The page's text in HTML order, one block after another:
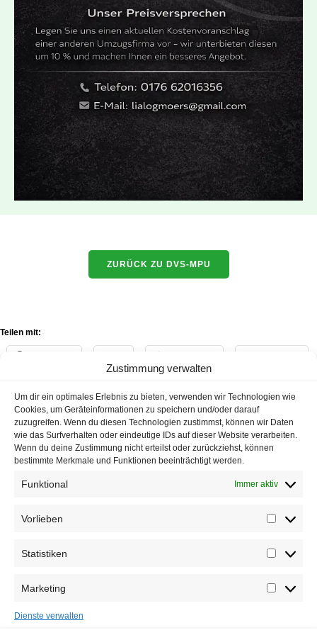
Zustimmung verwalten
Um dir ein optimales Erlebnis zu bieten, verwenden wir Technologien wie
Cookies, um Geräteinformationen zu speichern und/oder darauf
zuzugreifen. Wenn du diesen Technologien zustimmst, können wir Daten
wie das Surfverhalten oder eindeutige IDs auf dieser Website verarbeiten.
Wenn du deine Zustimmung nicht erteilst oder zurückziehst, können
bestimmte Merkmale und Funktionen beeinträchtigt werden.
Funktional Immer aktiv
Vorlieben
Statistiken
Marketing
Dienste verwalten
ZURÜCK ZU DVS-MPU
Teilen mit:
DVS-MPU.de
IMPRESSUM COOKIE-RICHTLINIE